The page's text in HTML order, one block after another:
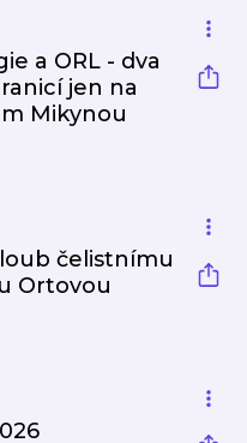
a ORL - dva
jen na
Mikynou​
čelistnímu
Ortovou​